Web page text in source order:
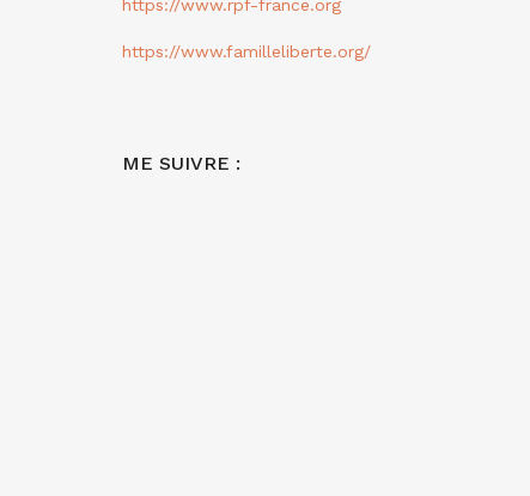
https://www.rpf-france.org
https://www.familleliberte.org/
ME SUIVRE :